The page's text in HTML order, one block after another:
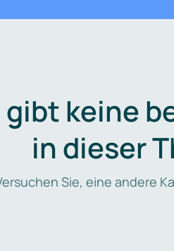
gibt keine
in dieser
Sie, eine andere